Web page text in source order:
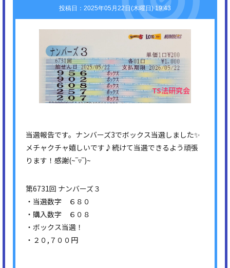
2025年05月22日(木曜日) 19:43
当選報告です。ナンバーズ3でボックス当選しました✨
メチャクチャ嬉しいです♪続けて当選できるよう頑張
ります！感謝(⁠~⁠‾⁠▿⁠‾⁠)⁠~
第6731回 ナンバーズ３
・当選数字 ６８０
・購入数字 ６０８
・ボックス当選！
・２０,７００円